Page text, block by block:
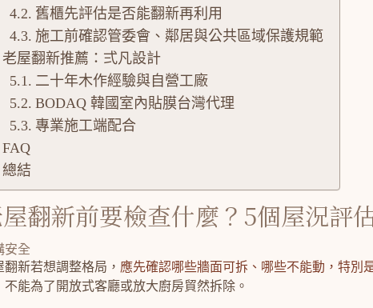
舊櫃先評估是否能翻新再利用
施工前確認管委會、鄰居與公共區域保護規範
老屋翻新推薦：弍凡設計
二十年木作經驗與自營工廠
BODAQ 韓國室內貼膜台灣代理
專業施工端配合
FAQ
總結
翻新前要檢查什麼？5個屋況評
安全
翻新若想調整格局， 應先確認哪些牆面可拆、哪些不能動，特別
不能為了開放式客廳或放大廚房貿然拆除。